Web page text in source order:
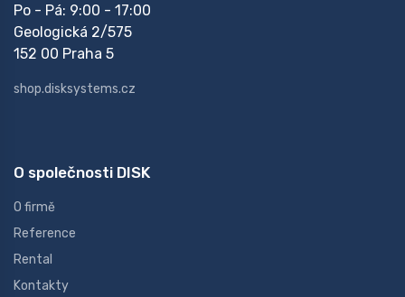
Po - Pá: 9:00 - 17:00
Geologická 2/575
152 00 Praha 5
shop.disksystems.cz
O společnosti DISK
O firmě
Reference
Rental
Kontakty